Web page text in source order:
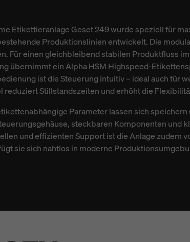
Etikettieranlage Geset 249 wurde speziell für
Produktionslinien entwickelt. Die
Für einen gleichbleibend stabilen Produktfluss
übernimmt ein Alpha HSM Highspeed-
ist die Steuerung intuitiv – ideal auch für
reduziert Stillstandszeiten und erhöht die
Parameter lassen sich
steckbaren Komponenten und
und effizienten Support ist die Anlage zudem
sie sich nahtlos in moderne